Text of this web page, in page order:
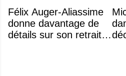
Félix Auger-Aliassime
donne davantage de
détails sur son retrait